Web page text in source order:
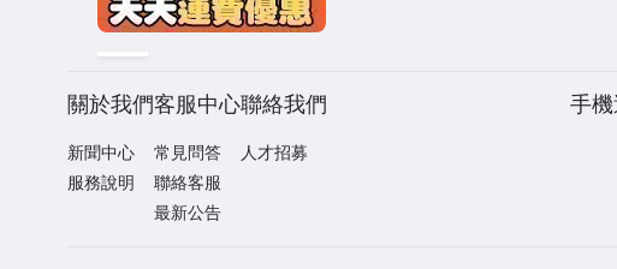
關於我們
新聞中心
服務說明
客服中心
常見問答
聯絡客服
最新公告
聯絡我們
人才招募
手